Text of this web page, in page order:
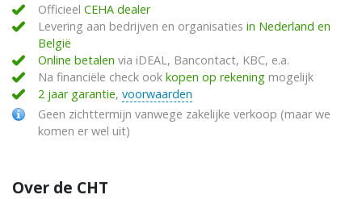
Officieel CEHA dealer
Levering aan bedrijven en organisaties in Nederland en
België
Online betalen via iDEAL, Bancontact, KBC, e.a.
Na financiële check ook kopen op rekening mogelijk
2 jaar garantie, voorwaarden
Geen zichttermijn vanwege zakelijke verkoop (maar we
komen er wel uit)
Over de CHT